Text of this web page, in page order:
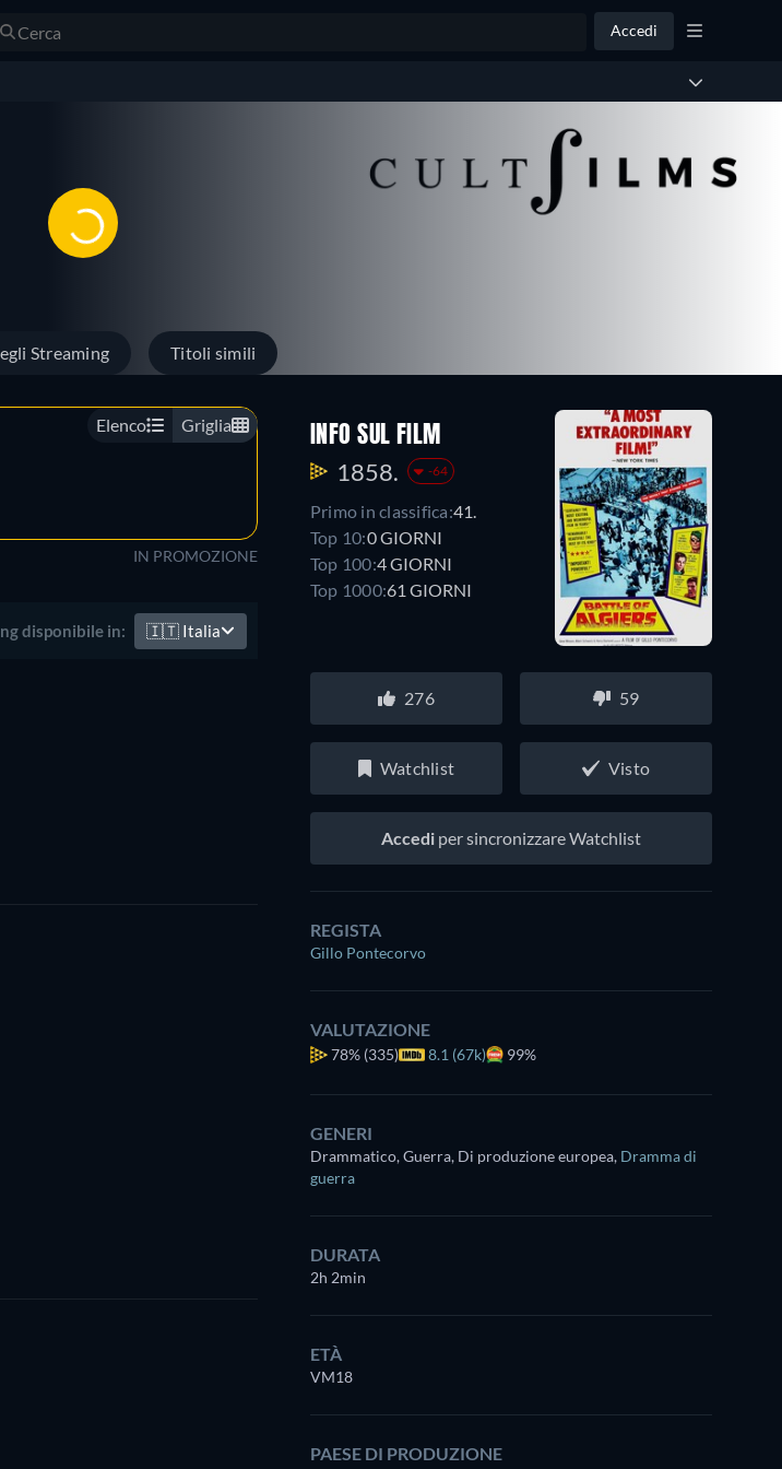
Accedi
Streaming Titoli simili
Elenco Griglia
IN PROMOZIONE
disponibile in: 🇮🇹 Italia
INFO SUL FILM
1858. -64
Primo in classifica:41.
Top 10:0 GIORNI
Top 100:4 GIORNI
Top 1000:61 GIORNI
276 59
Watchlist Visto
Accedi per sincronizzare Watchlist
REGISTA
Gillo Pontecorvo
VALUTAZIONE
78% (335) 8.1 (67k) 99%
GENERI
Drammatico, Guerra, Di produzione europea, Dramma di
guerra
DURATA
2h 2min
ETÀ
VM18
PAESE DI PRODUZIONE